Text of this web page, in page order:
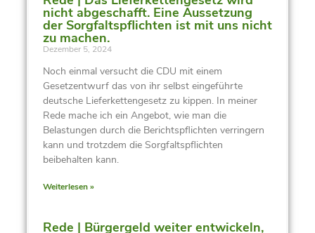
nicht abgeschafft. Eine Aussetzung
der Sorgfaltspflichten ist mit uns nicht
zu machen.
Dezember 5, 2024
Noch einmal versucht die CDU mit einem
Gesetzentwurf das von ihr selbst eingeführte
deutsche Lieferkettengesetz zu kippen. In meiner
Rede mache ich ein Angebot, wie man die
Belastungen durch die Berichtspflichten verringern
kann und trotzdem die Sorgfaltspflichten
beibehalten kann.
Weiterlesen »
Rede | Bürgergeld weiter entwickeln,